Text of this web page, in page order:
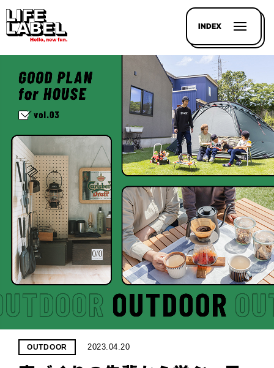
INDEX
記事を
探す
LL
HOUSE
LINE-
UP
PROJECT
WHAT’S
LIFE
LABEL
OUTDOOR 2023.04.20